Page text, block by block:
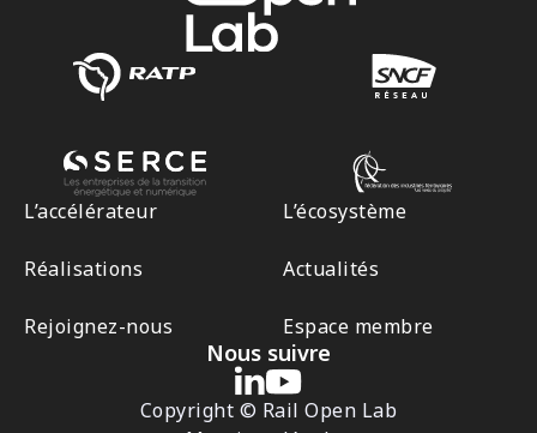
L’accélérateur L’écosystème
Réalisations Actualités
Rejoignez-nous Espace membre
Nous suivre
Copyright © Rail Open Lab